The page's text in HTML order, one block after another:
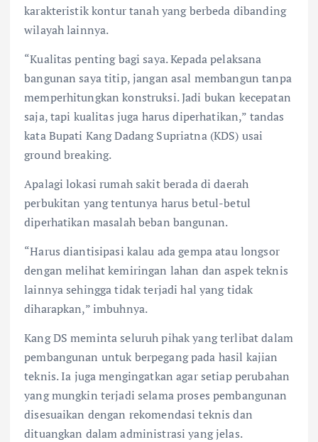
karakteristik kontur tanah yang berbeda dibanding
wilayah lainnya.
“Kualitas penting bagi saya. Kepada pelaksana
bangunan saya titip, jangan asal membangun tanpa
memperhitungkan konstruksi. Jadi bukan kecepatan
saja, tapi kualitas juga harus diperhatikan,” tandas
kata Bupati Kang Dadang Supriatna (KDS) usai
ground breaking.
Apalagi lokasi rumah sakit berada di daerah
perbukitan yang tentunya harus betul-betul
diperhatikan masalah beban bangunan.
“Harus diantisipasi kalau ada gempa atau longsor
dengan melihat kemiringan lahan dan aspek teknis
lainnya sehingga tidak terjadi hal yang tidak
diharapkan,” imbuhnya.
Kang DS meminta seluruh pihak yang terlibat dalam
pembangunan untuk berpegang pada hasil kajian
teknis. Ia juga mengingatkan agar setiap perubahan
yang mungkin terjadi selama proses pembangunan
disesuaikan dengan rekomendasi teknis dan
dituangkan dalam administrasi yang jelas.